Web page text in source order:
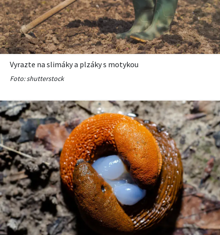
KVÍZY A TESTY
Vyrazte na slimáky a plzáky s motykou
Foto: shutterstock